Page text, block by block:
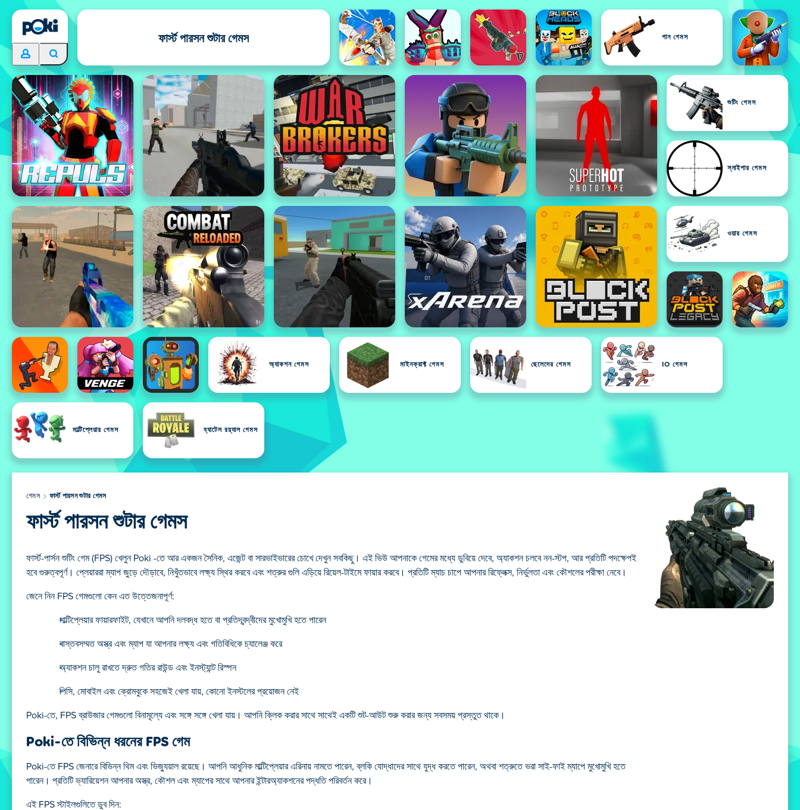
ফার্স্ট পারসন শুটার গেমস গান গেমস
শুটিং গেমস
স্নাইপার গেমস
ওয়ার গেমস
অ্যাকশন গেমস মাইনক্রাফ্ট গেমস ছেলেদের গেমস IO গেমস
মাল্টিপ্লেয়ার গেমস ব্যাটেল রয়্যাল গেমস
গেমস ফার্স্ট পারসন শুটার গেমস
ফার্স্ট পারসন শুটার গেমস
ফার্স্ট-পার্সন শুটিং গেম (FPS) খেলুন Poki -তে আর একজন সৈনিক, এজেন্ট বা সারভাইভারের চোখে দেখুন সবকিছু। এই ভিউ আপনাকে গেমের মধ্যে ডুবিয়ে দেবে, অ্যাকশন চলবে নন-স্টপ, আর প্রতিটি পদক্ষেপই
হবে গুরুত্বপূর্ণ। প্লেয়াররা ম্যাপ জুড়ে দৌড়াবে, নিখুঁতভাবে লক্ষ্য স্থির করবে এবং শত্রুর গুলি এড়িয়ে রিয়েল-টাইমে ফায়ার করবে। প্রতিটি ম্যাচ চাপে আপনার রিফ্লেক্স, নির্ভুলতা এবং কৌশলের পরীক্ষা নেবে।
জেনে নিন FPS গেমগুলো কেন এত উত্তেজনাপূর্ণ:
মাল্টিপ্লেয়ার ফায়ারফাইট, যেখানে আপনি দলবদ্ধ হতে বা প্রতিদ্বন্দ্বীদের মুখোমুখি হতে পারেন
বাস্তবসম্মত অস্ত্র এবং ম্যাপ যা আপনার লক্ষ্য এবং গতিবিধিকে চ্যালেঞ্জ করে
অ্যাকশন চালু রাখতে দ্রুত গতির রাউন্ড এবং ইনস্ট্যান্ট রিস্পন
পিসি, মোবাইল এবং ক্রোমবুকে সহজেই খেলা যায়, কোনো ইনস্টলের প্রয়োজন নেই
Poki-তে, FPS ব্রাউজার গেমগুলো বিনামূল্যে এবং সঙ্গে সঙ্গে খেলা যায়। আপনি ক্লিক করার সাথে সাথেই একটি শুট-আউট শুরু করার জন্য সবসময় প্রস্তুত থাকে।
Poki-তে বিভিন্ন ধরনের FPS গেম
Poki-তে FPS জেনারে বিভিন্ন থিম এবং ভিজ্যুয়াল রয়েছে। আপনি আধুনিক মাল্টিপ্লেয়ার এরিনায় নামতে পারেন, ব্লকি যোদ্ধাদের সাথে যুদ্ধ করতে পারেন, অথবা শত্রুতে ভরা সাই-ফাই ম্যাপে মুখোমুখি হতে
পারেন। প্রতিটি ভ্যারিয়েশন আপনার অস্ত্র, কৌশল এবং ম্যাপের সাথে আপনার ইন্টারঅ্যাকশনের পদ্ধতি পরিবর্তন করে।
এই FPS স্টাইলগুলিতে ডুব দিন: